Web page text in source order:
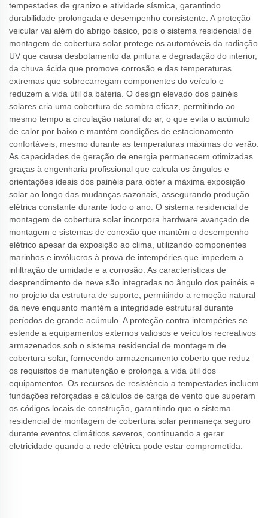
tempestades de granizo e atividade sísmica, garantindo
durabilidade prolongada e desempenho consistente. A proteção
veicular vai além do abrigo básico, pois o sistema residencial de
montagem de cobertura solar protege os automóveis da radiação
UV que causa desbotamento da pintura e degradação do interior,
da chuva ácida que promove corrosão e das temperaturas
extremas que sobrecarregam componentes do veículo e
reduzem a vida útil da bateria. O design elevado dos painéis
solares cria uma cobertura de sombra eficaz, permitindo ao
mesmo tempo a circulação natural do ar, o que evita o acúmulo
de calor por baixo e mantém condições de estacionamento
confortáveis, mesmo durante as temperaturas máximas do verão.
As capacidades de geração de energia permanecem otimizadas
graças à engenharia profissional que calcula os ângulos e
orientações ideais dos painéis para obter a máxima exposição
solar ao longo das mudanças sazonais, assegurando produção
elétrica constante durante todo o ano. O sistema residencial de
montagem de cobertura solar incorpora hardware avançado de
montagem e sistemas de conexão que mantêm o desempenho
elétrico apesar da exposição ao clima, utilizando componentes
marinhos e invólucros à prova de intempéries que impedem a
infiltração de umidade e a corrosão. As características de
desprendimento de neve são integradas no ângulo dos painéis e
no projeto da estrutura de suporte, permitindo a remoção natural
da neve enquanto mantém a integridade estrutural durante
períodos de grande acúmulo. A proteção contra intempéries se
estende a equipamentos externos valiosos e veículos recreativos
armazenados sob o sistema residencial de montagem de
cobertura solar, fornecendo armazenamento coberto que reduz
os requisitos de manutenção e prolonga a vida útil dos
equipamentos. Os recursos de resistência a tempestades incluem
fundações reforçadas e cálculos de carga de vento que superam
os códigos locais de construção, garantindo que o sistema
residencial de montagem de cobertura solar permaneça seguro
durante eventos climáticos severos, continuando a gerar
eletricidade quando a rede elétrica pode estar comprometida.